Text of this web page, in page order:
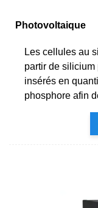
Photovoltaique
Les cellules au
partir de
insérés en
phosphore afin